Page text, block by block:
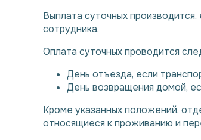
Выплата суточных
сотрудника.
Оплата суточных проводится
День отъезда, если
День возвращения домой,
Кроме указанных положений,
относящиеся к проживанию и